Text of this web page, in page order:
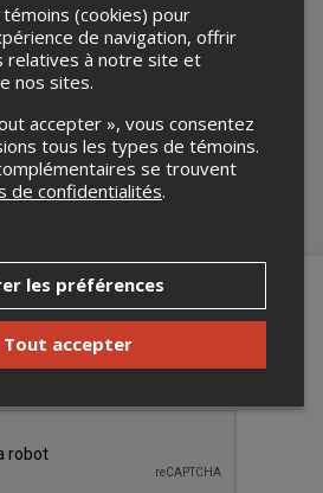
titre de mandataire pour Kartel Musik
en ligne et la vente de billets pour ses
de cet événement, veuillez
l’événement,
Kartel Musik, à
que vous n'êtes pas un
robot ci-bas.
(cookies) pour
de navigation, offrir
relatives à notre site et
nos sites.
accepter », vous consentez
tous les types de témoins.
se trouvent
de confidentialités.
les préférences
Tout accepter